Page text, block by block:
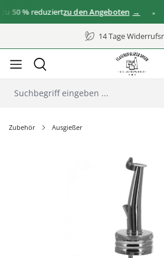
50 %reduziertzu den Angeboten
14 Tage
Zubehör Ausgießer